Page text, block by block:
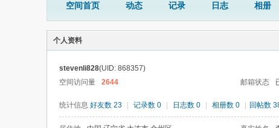
空间首页 动态 记录 日志 相册
个人资料
stevenli828(UID: 868357)
空间访问量
2644 邮箱状态
统计信息 好友数 23 记录数 0 日志数 0 相册数 0 回帖数